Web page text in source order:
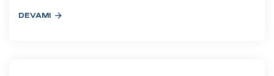
DEVAMI